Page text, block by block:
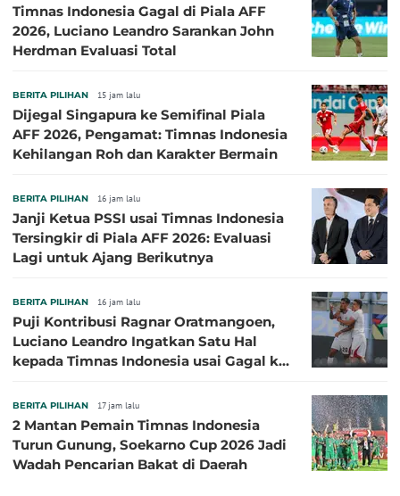
Timnas Indonesia Gagal di Piala AFF
2026, Luciano Leandro Sarankan John
Herdman Evaluasi Total
BERITA PILIHAN 15 jam lalu
Dijegal Singapura ke Semifinal Piala
AFF 2026, Pengamat: Timnas Indonesia
Kehilangan Roh dan Karakter Bermain
BERITA PILIHAN 16 jam lalu
Janji Ketua PSSI usai Timnas Indonesia
Tersingkir di Piala AFF 2026: Evaluasi
Lagi untuk Ajang Berikutnya
BERITA PILIHAN 16 jam lalu
Puji Kontribusi Ragnar Oratmangoen,
Luciano Leandro Ingatkan Satu Hal
kepada Timnas Indonesia usai Gagal ke
BERITA PILIHAN 17 jam lalu
2 Mantan Pemain Timnas Indonesia
Turun Gunung, Soekarno Cup 2026 Jadi
Wadah Pencarian Bakat di Daerah